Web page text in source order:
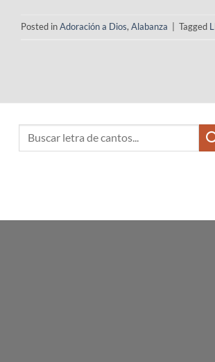
Posted inAdoración a Dios, Alabanza Tagged